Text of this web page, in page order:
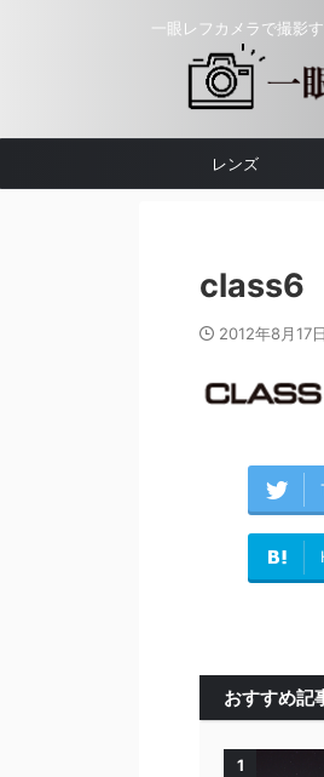
一眼レフカメラで撮影
レンズ
class6
2012年8月17日
おすすめ記
1